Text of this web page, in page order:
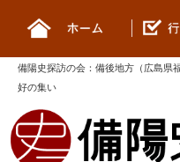
備陽史探訪の会 ： 備後地方（広島県
好の集い